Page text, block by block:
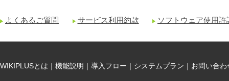
よくあるご質問 サービス利用約款 ソフトウェア使用許
WIKIPLUSとは 機能説明 導入フロー システムプラン お問い合わ